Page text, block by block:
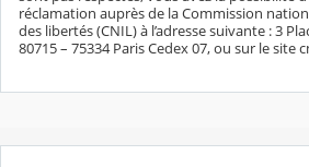
réclamation auprès de la Commission
des libertés (CNIL) à l’adresse suivante : 3
80715 – 75334 Paris Cedex 07, ou sur le site